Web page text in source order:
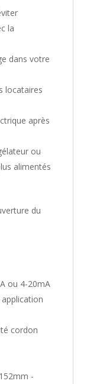
la
dans votre
locataires
après
ou
alimentés
du
ou 4-20mA
cordon
-